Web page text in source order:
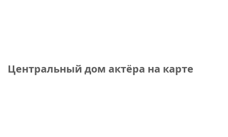
Центральный дом актёра на карте